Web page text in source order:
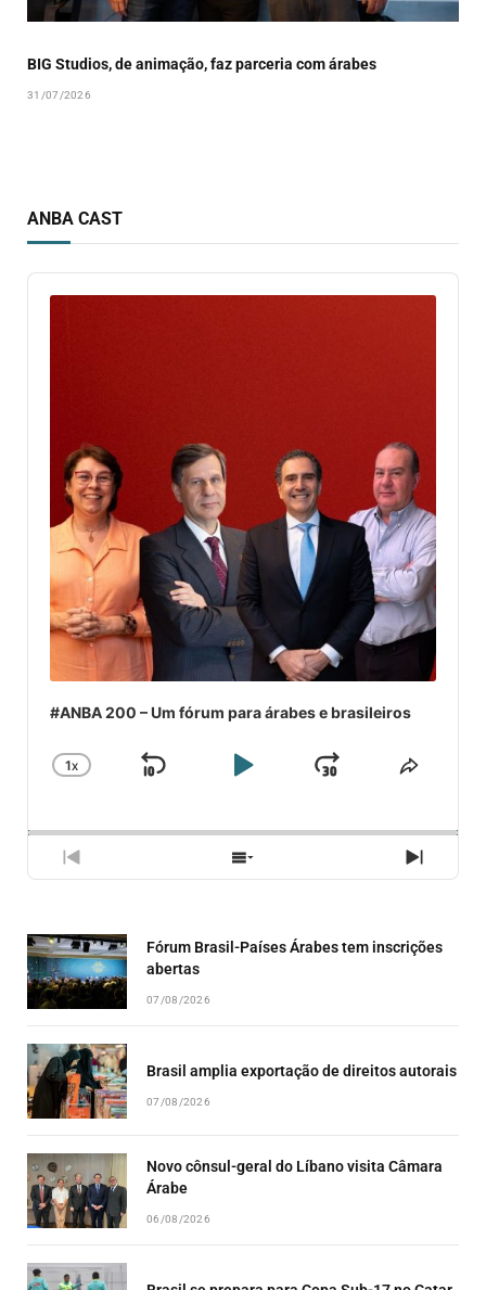
BIG Studios, de animação, faz parceria com árabes
31/07/2026
ANBA CAST
Audio
Player
#ANBA 200 – Um fórum para árabes e brasileiros
CHANGE
1X
SKIP
PLAYJUMP
PREVIOUS
EPISODE
SHOW
EPISODES
NEXT
Fórum Brasil-Países Árabes tem inscrições
abertas
07/08/2026
Brasil amplia exportação de direitos autorais
07/08/2026
Novo cônsul-geral do Líbano visita Câmara
Árabe
06/08/2026